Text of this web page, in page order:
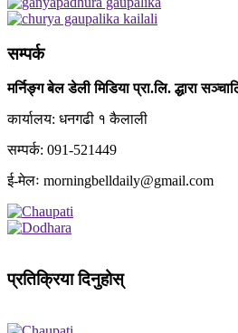
सम्पर्क
मर्निङ्ग बेल डेली मिडिया प्रा.लि. द्धारा
कार्यालय: धनगढी १ कैलाली
सम्पर्क: 091-521449
ई-मेलः morningbelldaily@gmail.com
प्रतिक्रिया दिनुहोस्